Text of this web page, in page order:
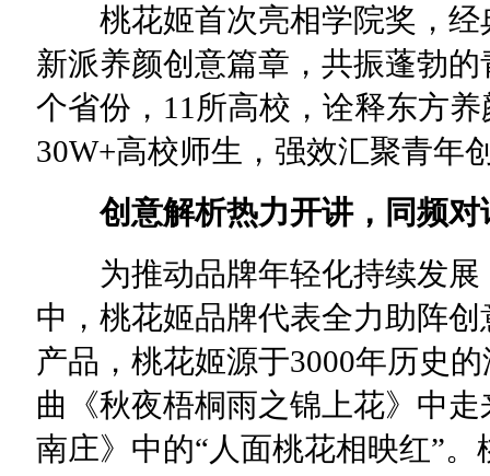
桃花姬首次亮相学院奖，经
新派养颜创意篇章，共振蓬勃
个省份，11所高校，诠释东方
30W+高校师生，强效汇聚青年
创意解析热力开讲，同频对
为推动品牌年轻化持续发展
中，桃花姬品牌代表全力助阵
产品，桃花姬源于3000年历史
曲《秋夜梧桐雨之锦上花》中
南庄》中的“人面桃花相映红”